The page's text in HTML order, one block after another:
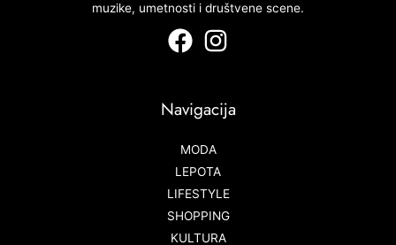
muzike, umetnosti i društvene scene.
Navigacija
MODA
LEPOTA
LIFESTYLE
SHOPPING
KULTURA